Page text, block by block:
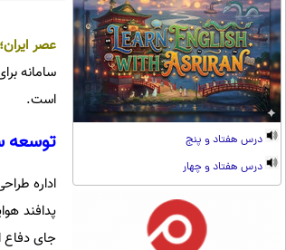
درس هفتاد و پنج
درس هفتاد و چهار
عصر ایران
سامانه
است.
توسعه
جای دفاع